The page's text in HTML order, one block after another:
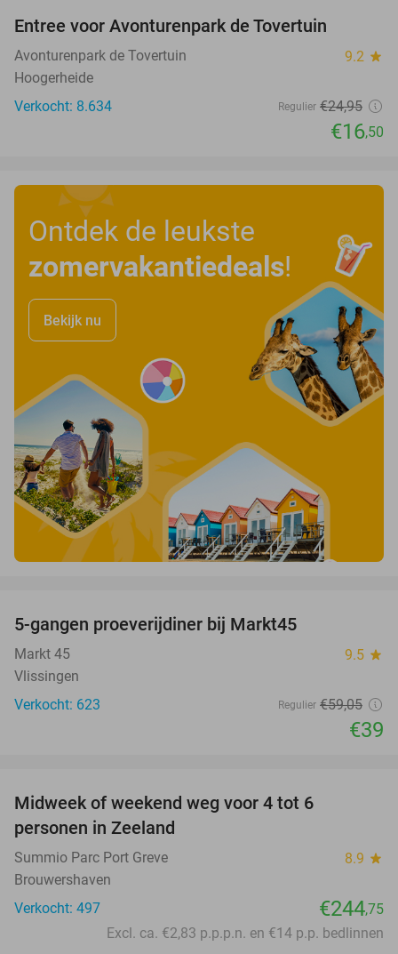
Entree voor Avonturenpark de Tovertuin
Avonturenpark de Tovertuin 9.2 star
Hoogerheide
Verkocht: 8.634
Regulier €24,95
€16,50
Ontdek de leukste
zomervakantiedeals!
Bekijk nu
5-gangen proeverijdiner bij Markt45
Markt 45 9.5 star
Vlissingen
Verkocht: 623
Regulier €59,05
€39
Midweek of weekend weg voor 4 tot 6
personen in Zeeland
Summio Parc Port Greve 8.9 star
Brouwershaven
Verkocht: 497
€244,75
Excl. ca. €2,83 p.p.p.n. en €14 p.p. bedlinnen